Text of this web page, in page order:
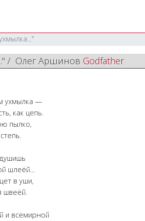
/ Олег Аршинов Godfather
ухмылка —
как цепь.
пылко,
шлеёй...
в уши,
швеёй.
и всемирной